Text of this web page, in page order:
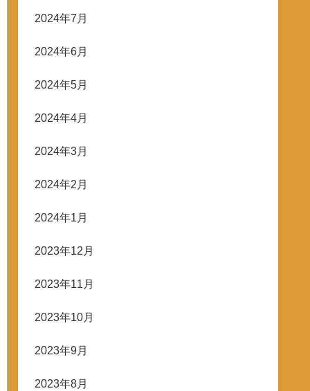
2024年7月
2024年6月
2024年5月
2024年4月
2024年3月
2024年2月
2024年1月
2023年12月
2023年11月
2023年10月
2023年9月
2023年8月